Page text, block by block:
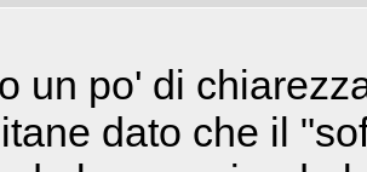
un po' di
dato che il